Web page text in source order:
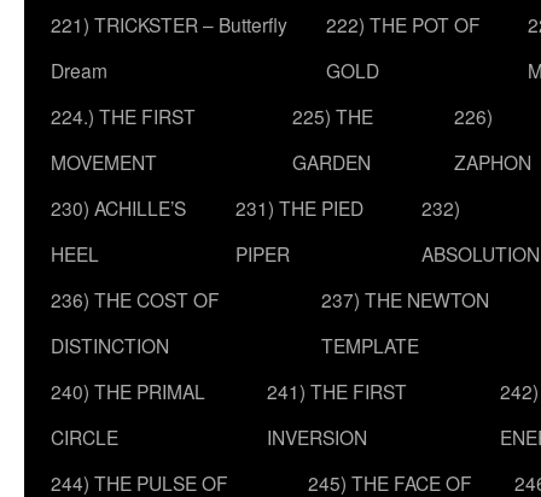
221) TRICKSTER – Butterfly
Dream
222) THE POT OF
GOLD
224.) THE FIRST
MOVEMENT
225) THE
GARDEN
226)
ZAPHON
230) ACHILLE’S
HEEL
231) THE PIED
PIPER
232)
ABSOLUTION
236) THE COST OF
DISTINCTION
237) THE NEWTON
TEMPLATE
240) THE PRIMAL
CIRCLE
241) THE FIRST
INVERSION
244) THE PULSE OF
245) THE FACE OF